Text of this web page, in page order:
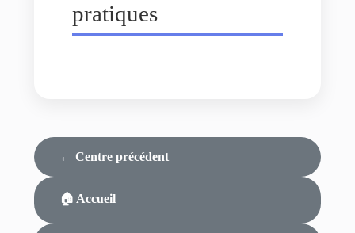
pratiques
← Centre précédent
🏠 Accueil